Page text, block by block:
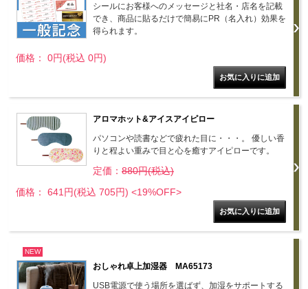
シールにお客様へのメッセージと社名・店名を記載
でき、商品に貼るだけで簡易にPR（名入れ）効果を
得られます。
価格： 0円(税込 0円)
アロマホット&アイスアイピロー
パソコンや読書などで疲れた目に・・・。 優しい香
りと程よい重みで目と心を癒すアイピローです。
定価： 880円(税込)
価格： 641円(税込 705円) <19%OFF>
NEW
おしゃれ卓上加湿器 MA65173
USB電源で使う場所を選ばず、加湿をサポートする